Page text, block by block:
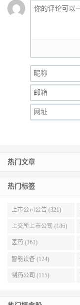
热门文章
热门标签
上市公司公告 (321)
上交所上市公司 (186)
医药 (161)
智能设备 (124)
制药公司 (115)